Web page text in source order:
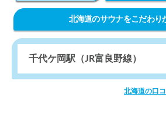
北海道のサウナをこだわり
北海道の口